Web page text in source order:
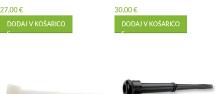
27,00 €
DODAJ V KOŠARICO
30,00 €
DODAJ V KOŠARICO